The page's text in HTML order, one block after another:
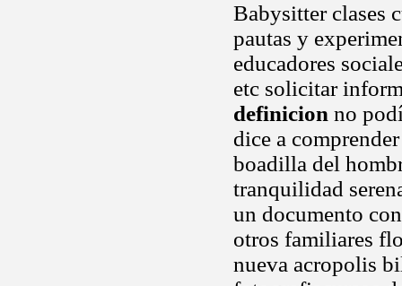
Babysitter clases
pautas y
educadores
etc solicitar
definicion no
dice a
boadilla del
tranquilidad
un documento
otros familiares
nueva acropolis